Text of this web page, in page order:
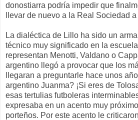
donostiarra podría impedir que
llevar de nuevo a la Real Sociedad
La dialéctica de Lillo ha sido un
técnico muy significado en la
representan Menotti, Valdano o
argentino llegó a provocar que los
llegaran a preguntarle hace unos
argentino Juanma? ¡Si eres de
esas tertulias futboleras
expresaba en un acento muy
porteños. Por este acento le